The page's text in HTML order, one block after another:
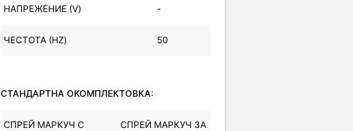
НАПРЕЖЕНИЕ (V) -
ЧЕСТОТА (HZ) 50
СТАНДАРТНА ОКОМПЛЕКТОВКА:
СПРЕЙ МАРКУЧ С
СПРЕЙ МАРКУЧ ЗА